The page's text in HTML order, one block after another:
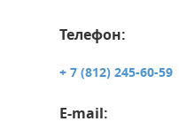
Телефон:
+ 7 (812) 245-60-59
E-mail: